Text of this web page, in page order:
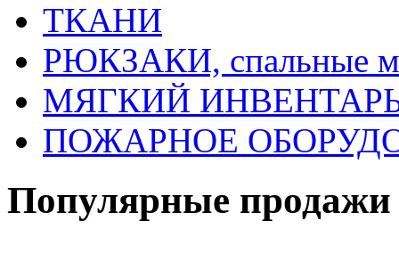
ТКАНИ
РЮКЗАКИ, спальные
МЯГКИЙ ИНВЕНТАРЬ,
ПОЖАРНОЕ
Популярные продажи